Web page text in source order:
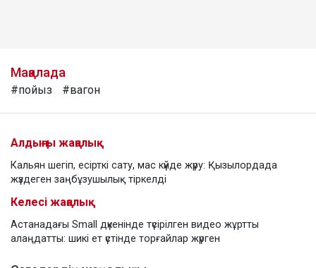
Мақалада
#пойыз #вагон
Алдыңғы жаңалық
Кальян шегіп, есірткі сату, мас күйде жүру: Қызылордада
жүздеген заңбұзушылық тіркелді
Келесі жаңалық
Астанадағы Small дүкенінде түсірілген видео жұртты
алаңдатты: шикі ет үстінде торғайлар жүрген